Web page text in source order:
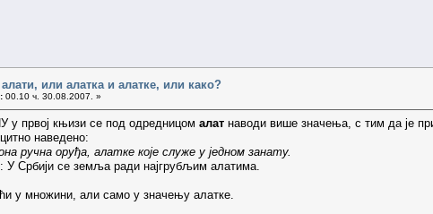
или алатка и алатке, или како?
00.10 ч. 30.08.2007. »
у првој књизи се под одредницом алат наводи више значења, с тим да је
наведено:
ручна оруђа, алатке које служе у једном занату.
У Србији се земља ради најгрубљим алатима.
у множини, али само у значењу алатке.